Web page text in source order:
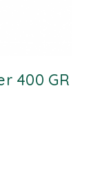
400 GR